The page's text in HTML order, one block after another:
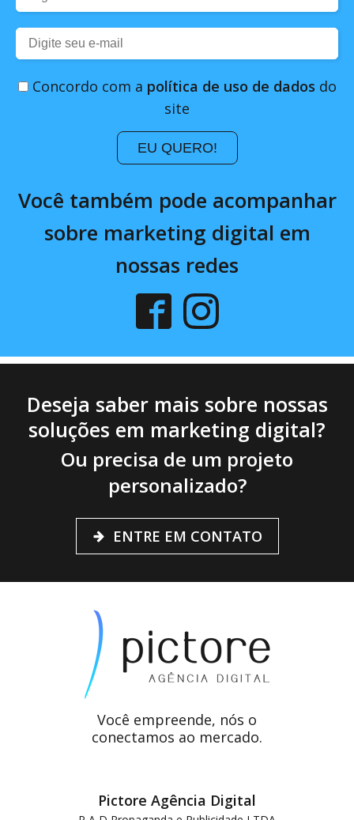
Concordo com a política de uso de dados do
site
EU QUERO!
Você também pode acompanhar
sobre marketing digital em
nossas redes
Deseja saber mais sobre nossas
soluções em marketing digital?
Ou precisa de um projeto
personalizado?
ENTRE EM CONTATO
Você empreende, nós o
conectamos ao mercado.
Pictore Agência Digital